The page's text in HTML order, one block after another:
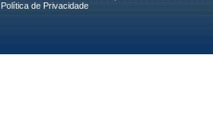
Política de Privacidade